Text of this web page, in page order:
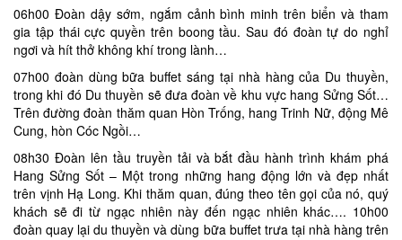
06h00 Đoàn dậy sớm, ngắm cảnh bình minh trên biển và tham
gia tập thái cực quyền trên boong tầu. Sau đó đoàn tự do nghỉ
ngơi và hít thở không khí trong lành…
07h00 đoàn dùng bữa buffet sáng tại nhà hàng của Du thuyền,
trong khi đó Du thuyền sẽ đưa đoàn về khu vực hang Sửng Sốt…
Trên đường đoàn thăm quan Hòn Trống, hang Trinh Nữ, động Mê
Cung, hòn Cóc Ngồi…
08h30 Đoàn lên tầu truyền tải và bắt đầu hành trình khám phá
Hang Sửng Sốt – Một trong những hang động lớn và đẹp nhất
trên vịnh Hạ Long. Khi thăm quan, đúng theo tên gọi của nó, quý
khách sẽ đi từ ngạc nhiên này đến ngạc nhiên khác…. 10h00
đoàn quay lại du thuyền và dùng bữa buffet trưa tại nhà hàng trên